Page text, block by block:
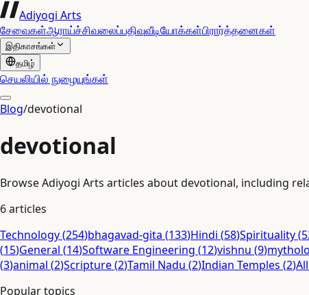
Adiyogi Arts
சேவைகள்ஆராய்ச்சிவலைப்பதிவுவீடியோக்கள்பிரார்த்தனைகள்
இதிகாசங்கள்
தமிழ்
செயலியில் நுழையுங்கள்
Blog/devotional
devotional
Browse Adiyogi Arts articles about devotional, including
6articles
Technology(254)bhagavad-gita (133)Hindi (58)Spirituality(
(15)General (14)Software Engineering (12)vishnu (9)
(3)animal (2)Scripture(2)Tamil Nadu (2)Indian Temples (2)
Popular topics